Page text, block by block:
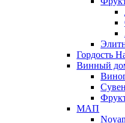
Гордость
Винный
МАП